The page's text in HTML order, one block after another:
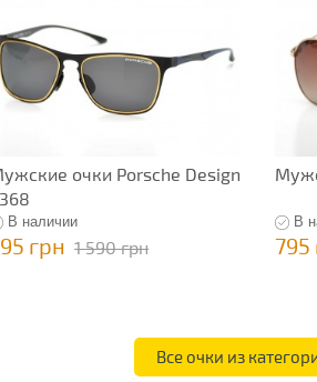
очки Porsche Design
В наличии
грн 1 590 грн
В
795
Все очки из